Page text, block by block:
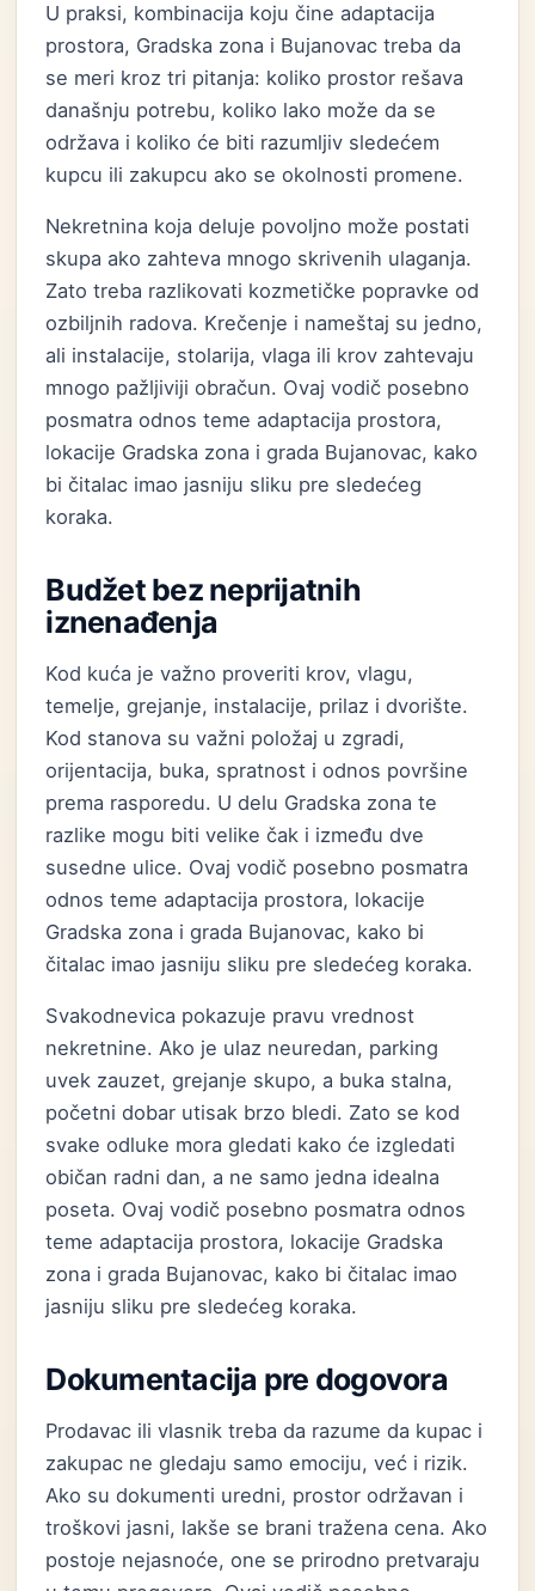
U praksi, kombinacija koju čine adaptacija
prostora, Gradska zona i Bujanovac treba da
se meri kroz tri pitanja: koliko prostor rešava
današnju potrebu, koliko lako može da se
održava i koliko će biti razumljiv sledećem
kupcu ili zakupcu ako se okolnosti promene.
Nekretnina koja deluje povoljno može postati
skupa ako zahteva mnogo skrivenih ulaganja.
Zato treba razlikovati kozmetičke popravke od
ozbiljnih radova. Krečenje i nameštaj su jedno,
ali instalacije, stolarija, vlaga ili krov zahtevaju
mnogo pažljiviji obračun. Ovaj vodič posebno
posmatra odnos teme adaptacija prostora,
lokacije Gradska zona i grada Bujanovac, kako
bi čitalac imao jasniju sliku pre sledećeg
koraka.
Budžet bez neprijatnih
iznenađenja
Kod kuća je važno proveriti krov, vlagu,
temelje, grejanje, instalacije, prilaz i dvorište.
Kod stanova su važni položaj u zgradi,
orijentacija, buka, spratnost i odnos površine
prema rasporedu. U delu Gradska zona te
razlike mogu biti velike čak i između dve
susedne ulice. Ovaj vodič posebno posmatra
odnos teme adaptacija prostora, lokacije
Gradska zona i grada Bujanovac, kako bi
čitalac imao jasniju sliku pre sledećeg koraka.
Svakodnevica pokazuje pravu vrednost
nekretnine. Ako je ulaz neuredan, parking
uvek zauzet, grejanje skupo, a buka stalna,
početni dobar utisak brzo bledi. Zato se kod
svake odluke mora gledati kako će izgledati
običan radni dan, a ne samo jedna idealna
poseta. Ovaj vodič posebno posmatra odnos
teme adaptacija prostora, lokacije Gradska
zona i grada Bujanovac, kako bi čitalac imao
jasniju sliku pre sledećeg koraka.
Dokumentacija pre dogovora
Prodavac ili vlasnik treba da razume da kupac i
zakupac ne gledaju samo emociju, već i rizik.
Ako su dokumenti uredni, prostor održavan i
troškovi jasni, lakše se brani tražena cena. Ako
postoje nejasnoće, one se prirodno pretvaraju